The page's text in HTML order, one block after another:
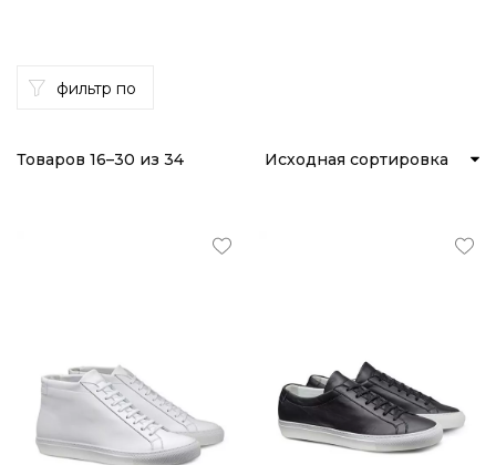
фильтр по
Товаров 16–30 из 34 Исходная сортировка